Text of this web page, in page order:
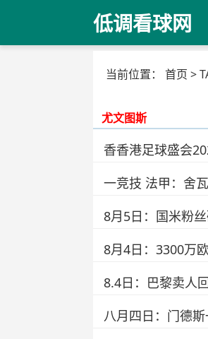
低调看球网
当前位置： 首页 >
尤文图斯
香香港足球盛会
一竞技 法甲：舍
8月5日：国米粉
8月4日：3300万
8.4日：巴黎卖人
八月四日：门德